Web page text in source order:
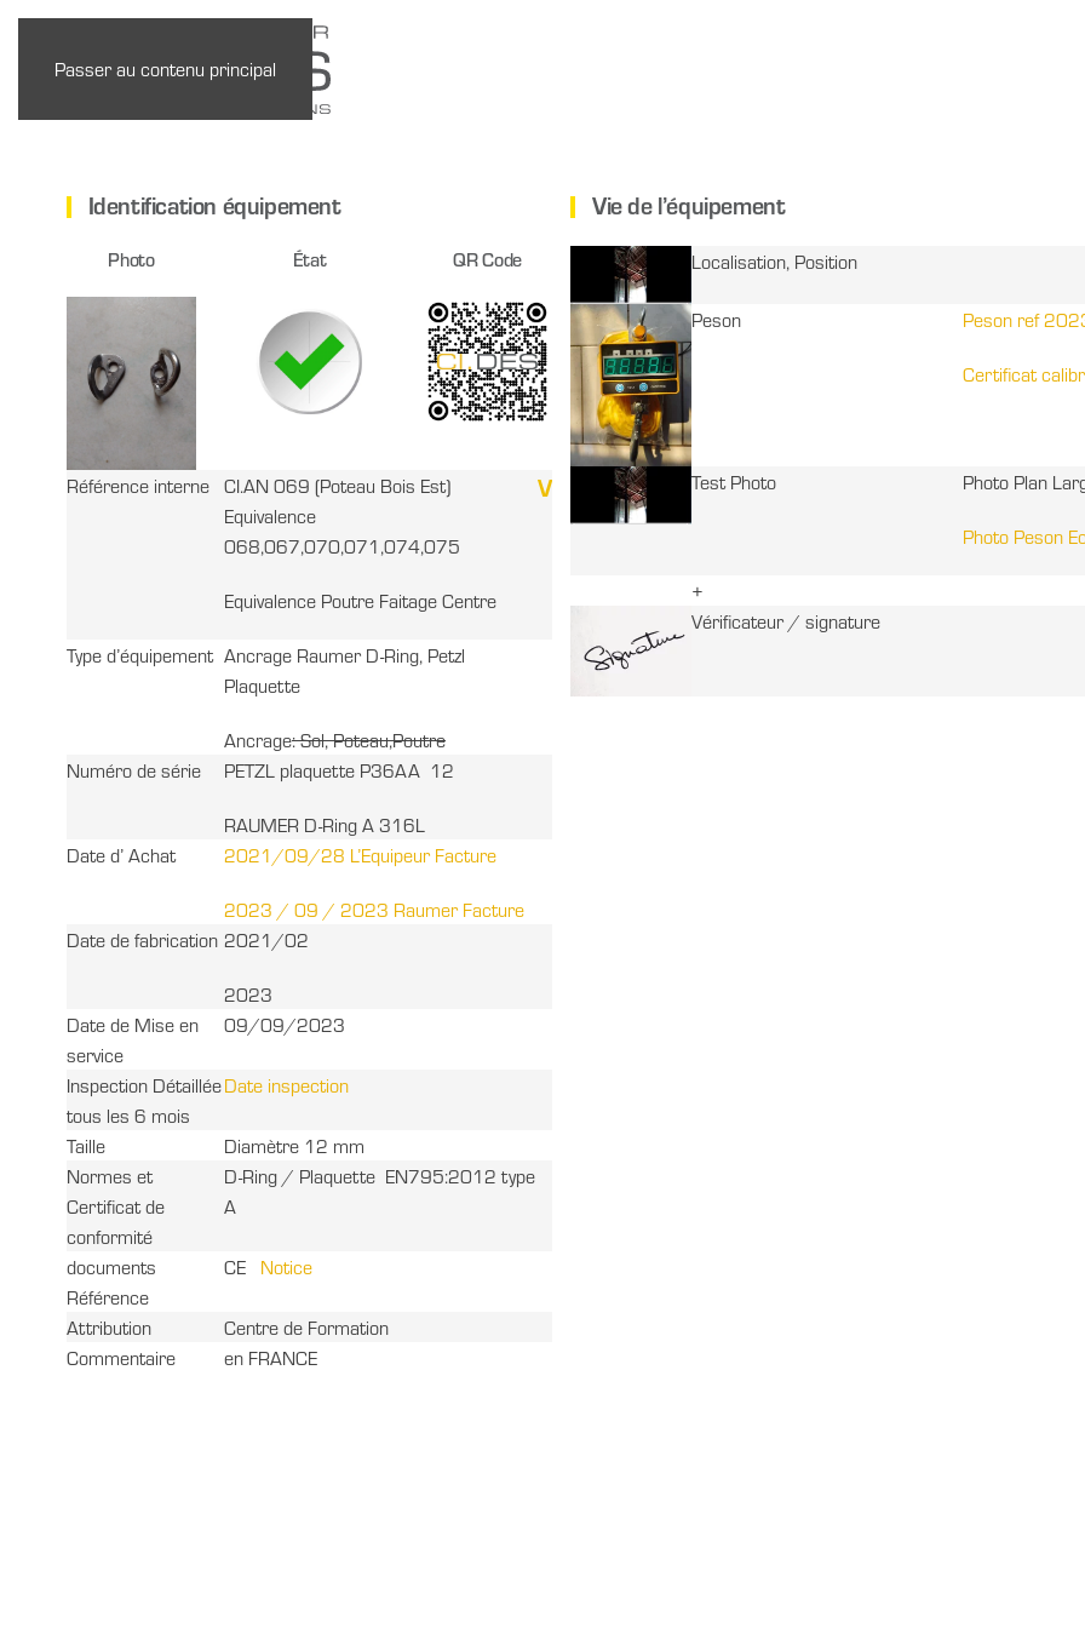
Passer au contenu principal
Identification équipement
Photo État QR Code
Référence interne CI.AN 069 (Poteau Bois Est)
Equivalence
068,067,070,071,074,075
Equivalence Poutre Faitage Centre
V
Type d’équipement Ancrage Raumer D-Ring, Petzl
Plaquette
Ancrage: Sol, Poteau,Poutre
Numéro de série
PETZL plaquette P36AA 12
RAUMER D-Ring A 316L
Date d’ Achat
2021/09/28 L’Equipeur Facture
2023 / 09 / 2023 Raumer Facture
Date de fabrication 2021/02
2023
Date de Mise en
service
09/09/2023
Inspection Détaillée
tous les 6 mois
Date inspection
Taille
Diamètre 12 mm
Normes et
Certificat de
conformité
D-Ring / Plaquette EN795:2012 type
A
documents
Référence
CE Notice
Attribution
Centre de Formation
Commentaire
en FRANCE
Vie de l’équipement
Localisation, Position
Peson Peson ref
Certificat
Test Photo Photo Plan
Photo Peson
+
Vérificateur / signature